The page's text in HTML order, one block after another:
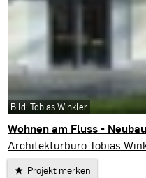
Wohnen am Fluss -
Nordhausen
Architekturbüro Tobias
Projekt merken
Bild: Tobias Winkler